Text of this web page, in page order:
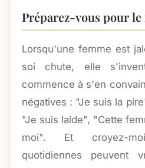
Préparez-vous pour
Lorsqu'une femme est
soi chute, elle
commence à s'en
négatives : "Je suis la
"Je suis laide", "Cette
moi". Et croyez-
quotidiennes peuvent